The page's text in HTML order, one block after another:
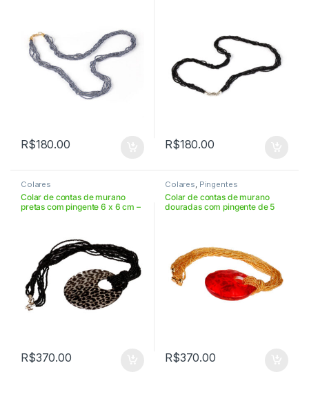
R$180.00 R$180.00
Colares
Colar de contas de murano
pretas com pingente 6 x 6 cm –
R$370.00
Colares, Pingentes
Colar de contas de murano
douradas com pingente de 5
R$370.00